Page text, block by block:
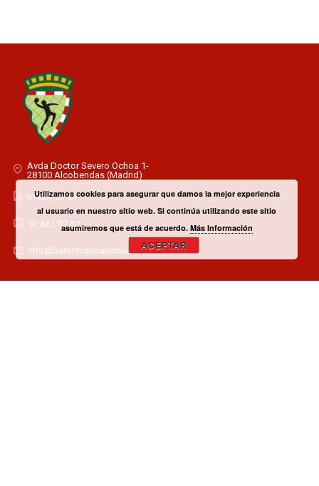
Avda Doctor Severo Ochoa 1-
28100 Alcobendas (Madrid)
91 661 07 67
91 661 07 67
info@balonmanoalcobendas.es
Utilizamos cookies para asegurar que damos la mejor experiencia
al usuario en nuestro sitio web. Si continúa utilizando este sitio
asumiremos que está de acuerdo. Más Información
ACEPTAR